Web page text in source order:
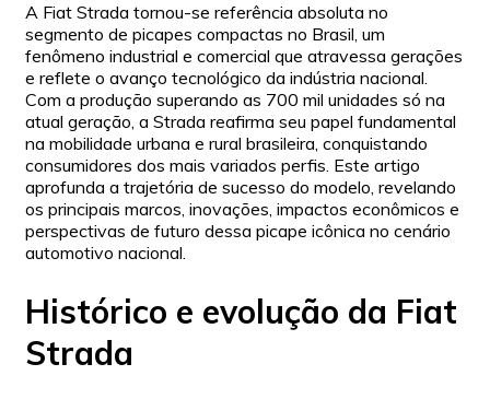
A Fiat Strada tornou-se referência absoluta no
segmento de picapes compactas no Brasil, um
fenômeno industrial e comercial que atravessa gerações
e reflete o avanço tecnológico da indústria nacional.
Com a produção superando as 700 mil unidades só na
atual geração, a Strada reafirma seu papel fundamental
na mobilidade urbana e rural brasileira, conquistando
consumidores dos mais variados perfis. Este artigo
aprofunda a trajetória de sucesso do modelo, revelando
os principais marcos, inovações, impactos econômicos e
perspectivas de futuro dessa picape icônica no cenário
automotivo nacional.
Histórico e evolução da Fiat
Strada